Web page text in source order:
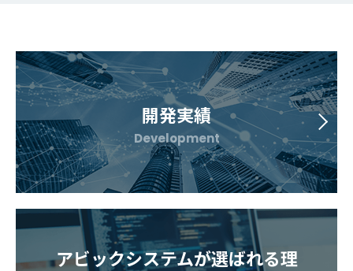
開発実績
Development
アビックシステムが選ばれる理